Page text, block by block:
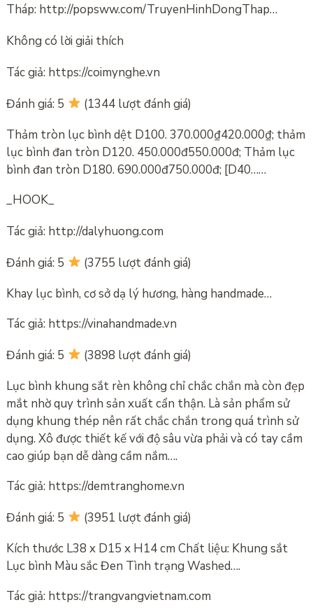
Tháp: http://popsww.com/TruyenHinhDongThap…
Không có lời giải thích
Tác giả: https://coimynghe.vn
Đánh giá: 5
(1344 lượt đánh giá)
Thảm tròn lục bình dệt D100. 370.000₫420.000₫; thảm
lục bình đan tròn D120. 450.000đ550.000đ; Thảm lục
bình đan tròn D180. 690.000đ750.000đ; [D40……
_HOOK_
Tác giả: http://dalyhuong.com
Đánh giá: 5
(3755 lượt đánh giá)
Khay lục bình, cơ sở dạ lý hương, hàng handmade…
Tác giả: https://vinahandmade.vn
Đánh giá: 5
(3898 lượt đánh giá)
Lục bình khung sắt rèn không chỉ chắc chắn mà còn đẹp
mắt nhờ quy trình sản xuất cẩn thận. Là sản phẩm sử
dụng khung thép nên rất chắc chắn trong quá trình sử
dụng. Xô được thiết kế với độ sâu vừa phải và có tay cầm
cao giúp bạn dễ dàng cầm nắm….
Tác giả: https://demtranghome.vn
Đánh giá: 5
(3951 lượt đánh giá)
Kích thước L38 x D15 x H14 cm Chất liệu: Khung sắt
Lục bình Màu sắc Đen Tình trạng Washed….
Tác giả: https://trangvangvietnam.com